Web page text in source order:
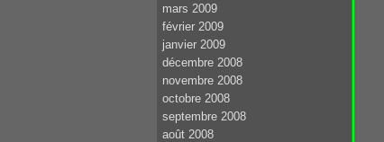
mars 2009
février 2009
janvier 2009
décembre 2008
novembre 2008
octobre 2008
septembre 2008
août 2008